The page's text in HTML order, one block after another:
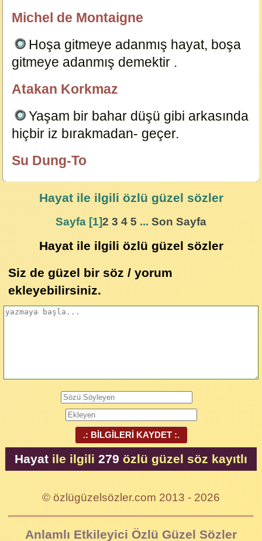
Michel de Montaigne
Hoşa gitmeye adanmış hayat, boşa
gitmeye adanmış demektir .
Atakan Korkmaz
Yaşam bir bahar düşü gibi arkasında
hiçbir iz bırakmadan- geçer.
Su Dung-To
Hayatile ilgili özlü güzel sözler
Sayfa [1]2 3 4 5 ... Son Sayfa
Hayat ile ilgili özlü güzel sözler
Siz de güzel bir söz / yorum
ekleyebilirsiniz.
.: BİLGİLERİ KAYDET :.
Hayat ile ilgili 279 özlü güzel söz kayıtlı
© özlügüzelsözler.com 2013 - 2026
Anlamlı Etkileyici Özlü Güzel Sözler